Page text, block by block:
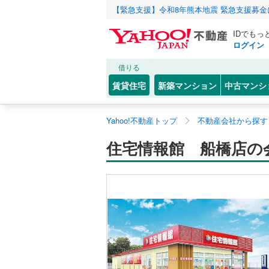
【緊急支援】令和8年熊本地震 緊急支援募
IDでもっ
ログイン
借りる
賃貸住宅 新築マンション 中古マンシ
Yahoo!不動産トップ 不動産会社から探
住宅情報館 船橋店の